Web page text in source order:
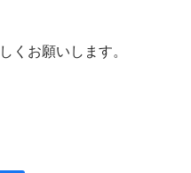
くお願いします。